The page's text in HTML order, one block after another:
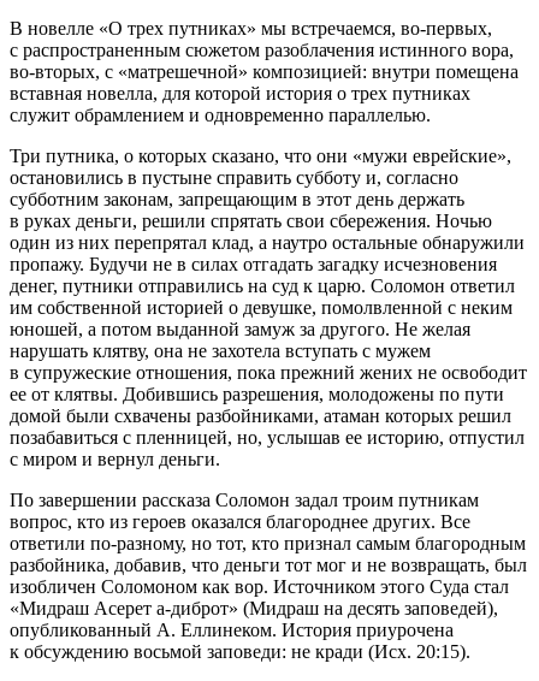
В новелле «О трех путниках» мы встречаемся, во-первых,
с распространенным сюжетом разоблачения истинного вора,
во-вторых, с «матрешечной» композицией: внутри помещена
вставная новелла, для которой история о трех путниках
служит обрамлением и одновременно параллелью.
Три путника, о которых сказано, что они «мужи еврейские»,
остановились в пустыне справить субботу и, согласно
субботним законам, запрещающим в этот день держать
в руках деньги, решили спрятать свои сбережения. Ночью
один из них перепрятал клад, а наутро остальные обнаружили
пропажу. Будучи не в силах отгадать загадку исчезновения
денег, путники отправились на суд к царю. Соломон ответил
им собственной историей о девушке, помолвленной с неким
юношей, а потом выданной замуж за другого. Не желая
нарушать клятву, она не захотела вступать с мужем
в супружеские отношения, пока прежний жених не освободит
ее от клятвы. Добившись разрешения, молодожены по пути
домой были схвачены разбойниками, атаман которых решил
позабавиться с пленницей, но, услышав ее историю, отпустил
с миром и вернул деньги.
По завершении рассказа Соломон задал троим путникам
вопрос, кто из героев оказался благороднее других. Все
ответили по-разному, но тот, кто признал самым благородным
разбойника, добавив, что деньги тот мог и не возвращать, был
изобличен Соломоном как вор. Источником этого Суда стал
«Мидраш Асерет а-диброт» (Мидраш на десять заповедей),
опубликованный А. Еллинеком. История приурочена
к обсуждению восьмой заповеди: не кради (Исх. 20:15).